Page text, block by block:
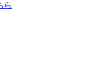
ら